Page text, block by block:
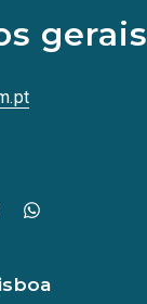
gerais